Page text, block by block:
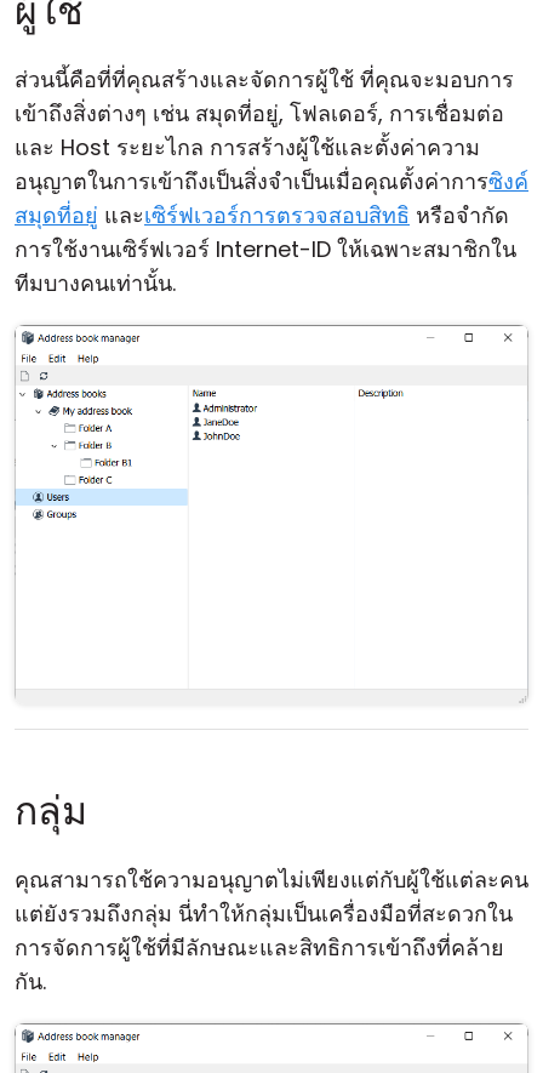
ส่วนนี้คือที่ที่คุณสร้างและจัดการผู้ใช้ ที่คุณจะมอบการ
เข้าถึงสิ่งต่างๆ เช่น สมุดที่อยู่, โฟลเดอร์, การเชื่อมต่อ
และ Host ระยะไกล การสร้างผู้ใช้และตั้งค่าความ
อนุญาตในการเข้าถึงเป็นสิ่งจำเป็นเมื่อคุณตั้งค่าการซิงค์
สมุดที่อยู่ และเซิร์ฟเวอร์การตรวจสอบสิทธิ หรือจำกัด
การใช้งานเซิร์ฟเวอร์ Internet-ID ให้เฉพาะสมาชิกใน
ทีมบางคนเท่านั้น.
กลุ่ม
คุณสามารถใช้ความอนุญาตไม่เพียงแต่กับผู้ใช้แต่ละคน
แต่ยังรวมถึงกลุ่ม นี่ทำให้กลุ่มเป็นเครื่องมือที่สะดวกใน
การจัดการผู้ใช้ที่มีลักษณะและสิทธิการเข้าถึงที่คล้าย
กัน.